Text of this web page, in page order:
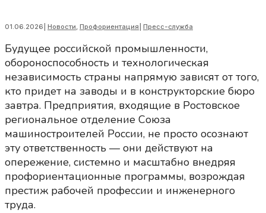
01.06.2026 Новости, Профориентация Пресс-служба
Будущее российской промышленности,
обороноспособность и технологическая
независимость страны напрямую зависят от того,
кто придет на заводы и в конструкторские бюро
завтра. Предприятия, входящие в Ростовское
региональное отделение Союза
машиностроителей России, не просто осознают
эту ответственность — они действуют на
опережение, системно и масштабно внедряя
профориентационные программы, возрождая
престиж рабочей профессии и инженерного
труда.